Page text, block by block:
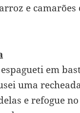
e camarões
em
uma
e refogue